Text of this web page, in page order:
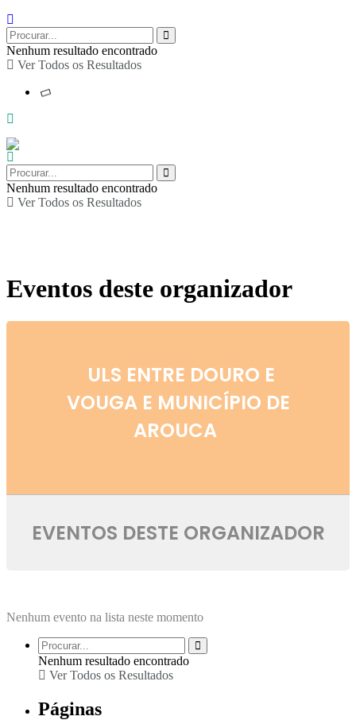
Nenhum resultado encontrado
Ver Todos os Resultados
Nenhum resultado encontrado
Ver Todos os Resultados
Eventos deste organizador
ULS ENTRE DOURO E
VOUGA E MUNICÍPIO DE
AROUCA
EVENTOS DESTE ORGANIZADOR
Nenhum evento na lista neste momento
Nenhum resultado encontrado
Ver Todos os Resultados
Páginas